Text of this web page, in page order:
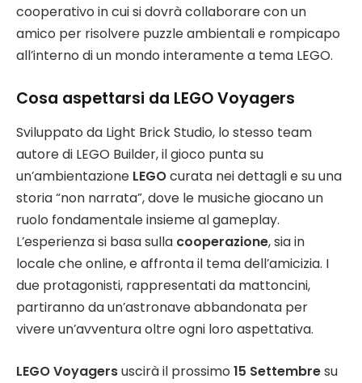
cooperativo in cui si dovrà collaborare con un
amico per risolvere puzzle ambientali e rompicapo
all’interno di un mondo interamente a tema LEGO.
Cosa aspettarsi da LEGO Voyagers
Sviluppato da Light Brick Studio, lo stesso team
autore di LEGO Builder, il gioco punta su
un’ambientazione LEGOcurata nei dettagli e su una
storia “non narrata”, dove le musiche giocano un
ruolo fondamentale insieme al gameplay.
L’esperienza si basa sulla cooperazione, sia in
locale che online, e affronta il tema dell’amicizia. I
due protagonisti, rappresentati da mattoncini,
partiranno da un’astronave abbandonata per
vivere un’avventura oltre ogni loro aspettativa.
LEGO Voyagersuscirà il prossimo 15 Settembresu